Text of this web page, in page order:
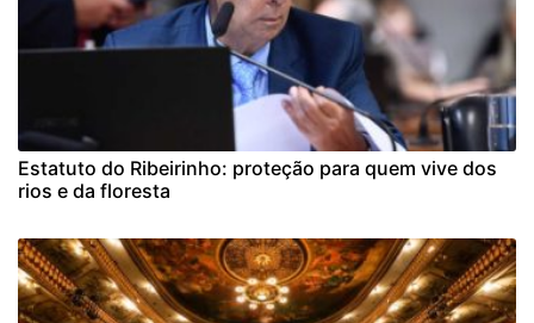
Estatuto do Ribeirinho: proteção para quem vive dos
rios e da floresta